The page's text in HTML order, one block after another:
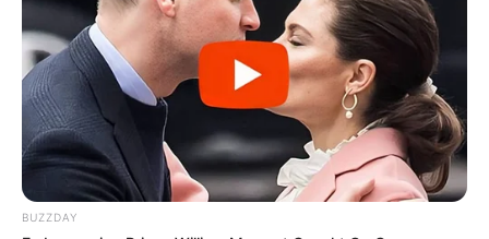
população, poderá ser repassado pelo Poder Executivo aos
Agentes Comunitários de Saúde e Agentes de Combate às
Endemias, observando os critérios previstos nesta lei, a título de
incentivo profissional.
BUZZDAY